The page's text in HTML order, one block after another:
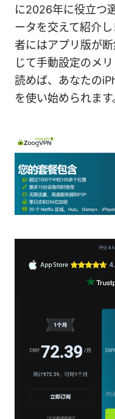
に2026年に役立つ
ータを交えて紹介
者にはアプリ版が
じて手動設定のメ
読めば、あなたの
を使い始められます